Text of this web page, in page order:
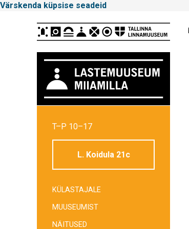
Värskenda küpsise seadeid
Linnamuuseum
T–P 10–17
L. Koidula 21c
KÜLASTAJALE
MUUSEUMIST
NÄITUSED